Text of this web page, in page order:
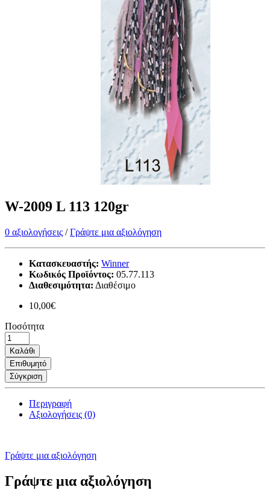
W-2009 L 113 120gr
0 αξιολογήσεις /Γράψτε μια αξιολόγηση
Κατασκευαστής: Winner
Κωδικός Προϊόντος: 05.77.113
Διαθεσιμότητα: Διαθέσιμο
10,00€
Ποσότητα
Καλάθι
Επιθυμητό
Σύγκριση
Περιγραφή
Αξιολογήσεις (0)
Γράψτε μια αξιολόγηση
Γράψτε μια αξιολόγηση